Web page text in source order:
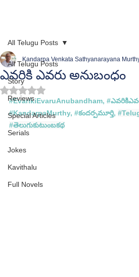
All Telugu Posts
Story
Reviews
Special Articles
Serials
Jokes
Kavithalu
Full Novels
All Telugu Posts
ఎవరికి ఎవరు అనుబంధం
Kandarpa Venkata Sathyanarayana
Rated NaN out of 5 stars.
#EvarikiEvaruAnubandham, #
#KandarpaMurthy, #కందర్పమూర్తి,
#తెలుగుకుటుంబకథ